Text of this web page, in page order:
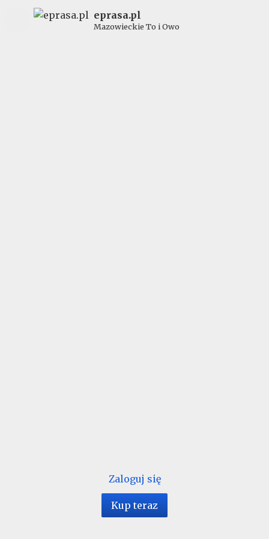
eprasa.pl
Mazowieckie To i Owo
Zaloguj się
Kup teraz